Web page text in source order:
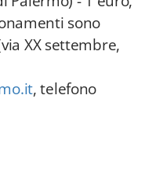
sono
XX settembre,
, telefono